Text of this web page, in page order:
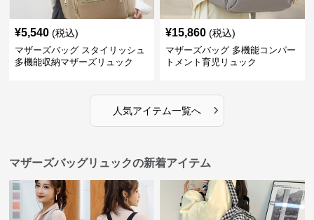
¥5,540 (税込)
マザーズバッグ スタイリッシュ
多機能収納マザーズリュック
¥15,860 (税込)
マザーズバッグ 多機能コンパー
トメント育児リュック
人気アイテム一覧へ ›
マザーズバッグリュックの新着アイテム